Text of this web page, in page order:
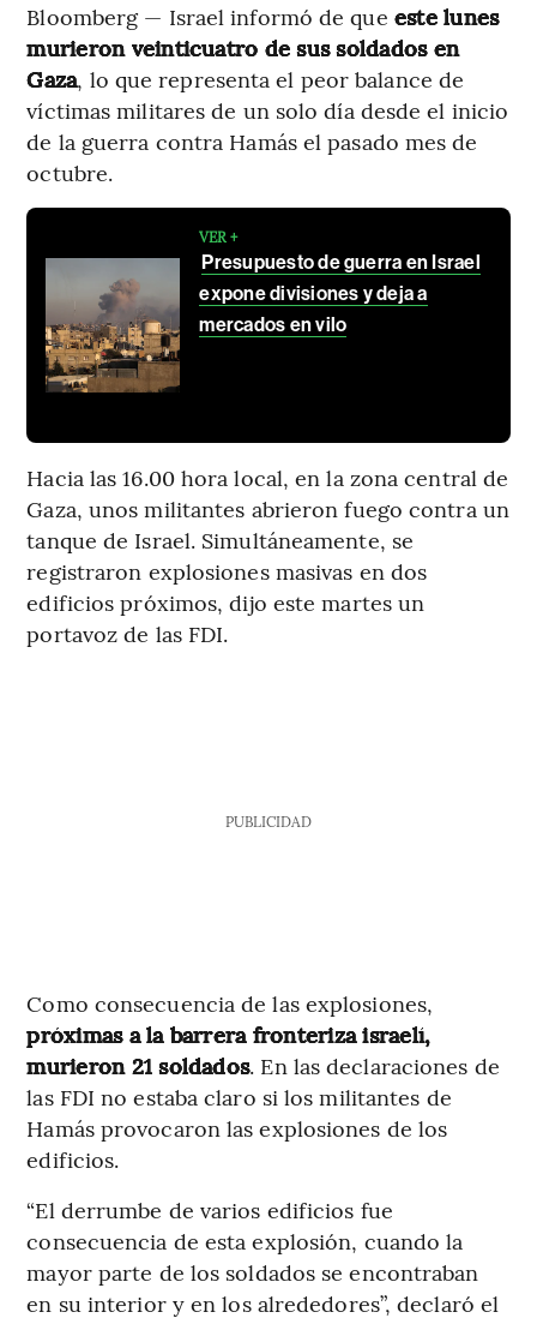
Bloomberg — Israel informó de que este lunes
murieron veinticuatro de sus soldados en
Gaza, lo que representa el peor balance de
víctimas militares de un solo día desde el inicio
de la guerra contra Hamás el pasado mes de
octubre.
VER +
Presupuesto de guerra en Israel
expone divisiones y deja a
mercados en vilo
Hacia las 16.00 hora local, en la zona central de
Gaza, unos militantes abrieron fuego contra un
tanque de Israel. Simultáneamente, se
registraron explosiones masivas en dos
edificios próximos, dijo este martes un
portavoz de las FDI.
PUBLICIDAD
Como consecuencia de las explosiones,
próximas a la barrera fronteriza israelí,
murieron 21 soldados. En las declaraciones de
las FDI no estaba claro si los militantes de
Hamás provocaron las explosiones de los
edificios.
“El derrumbe de varios edificios fue
consecuencia de esta explosión, cuando la
mayor parte de los soldados se encontraban
en su interior y en los alrededores”, declaró el